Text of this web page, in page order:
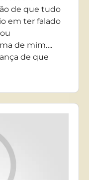
de que tudo
em ter falado
de mim….
de que